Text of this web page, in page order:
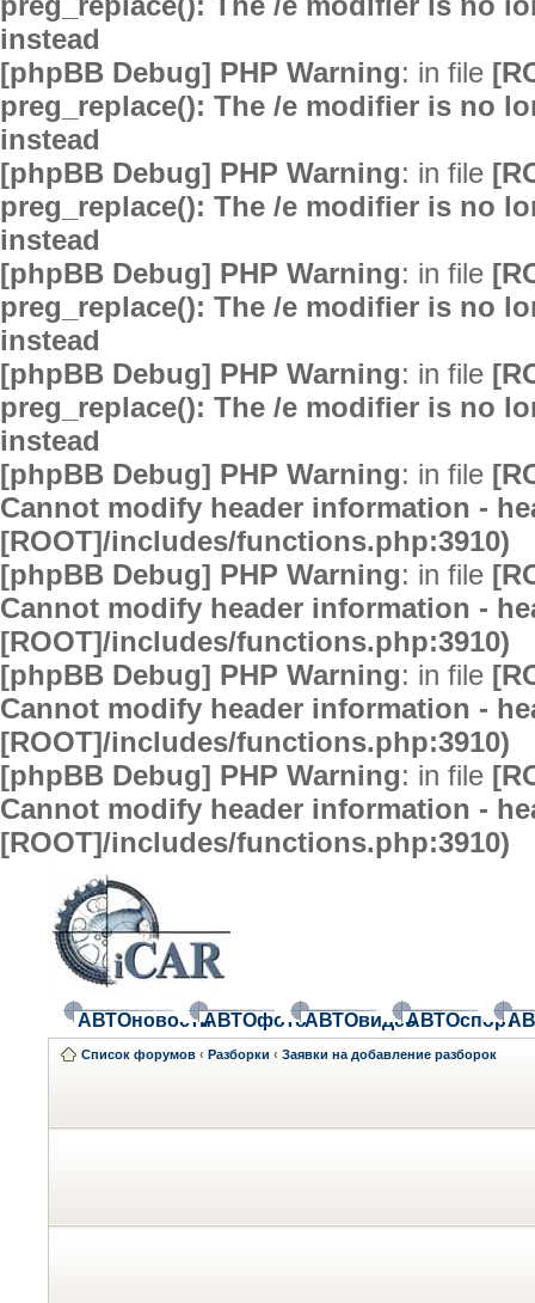
instead
[phpBB Debug] PHP Warning: in file
preg_replace(): The /e modifier is no
instead
[phpBB Debug] PHP Warning: in file
preg_replace(): The /e modifier is no
instead
[phpBB Debug] PHP Warning: in file
preg_replace(): The /e modifier is no
instead
[phpBB Debug] PHP Warning: in file
preg_replace(): The /e modifier is no
instead
[phpBB Debug] PHP Warning: in file
Cannot modify header information -
[ROOT]/includes/functions.php:3910)
[phpBB Debug] PHP Warning: in file
Cannot modify header information -
[ROOT]/includes/functions.php:3910)
[phpBB Debug] PHP Warning: in file
Cannot modify header information -
[ROOT]/includes/functions.php:3910)
[phpBB Debug] PHP Warning: in file
Cannot modify header information -
[ROOT]/includes/functions.php:3910)
АВТОновостиАВТОфотоАВТОвидеоАВТОспорт
Список форумов ‹ Разборки ‹ Заявки на добавление разборок